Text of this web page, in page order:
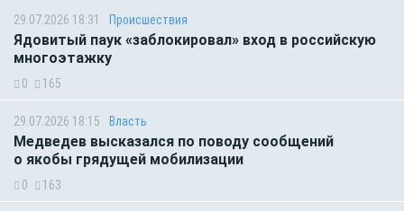
29.07.2026 18:31 Происшествия
Ядовитый паук «заблокировал» вход в российскую
многоэтажку
0 165
29.07.2026 18:15 Власть
Медведев высказался по поводу сообщений
о якобы грядущей мобилизации
0 163